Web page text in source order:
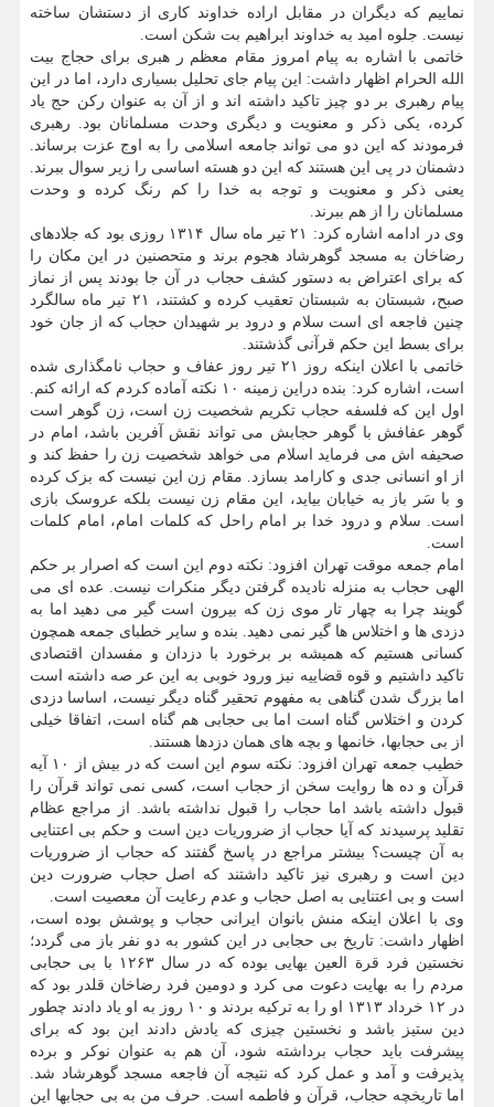
نماییم که دیگران در مقابل اراده خداوند کاری از دستشان ساخته
نیست. جلوه امید به خداوند ابراهیم بت شکن است.
خاتمی با اشاره به پیام امروز مقام معظم ر هبری برای حجاج بیت
الله الحرام اظهار داشت: این پیام جای تحلیل بسیاری دارد، اما در این
پیام رهبری بر دو چیز تاکید داشته اند و از آن به عنوان رکن حج یاد
کرده، یکی ذکر و معنویت و دیگری وحدت مسلمانان بود. رهبری
فرمودند که این دو می تواند جامعه اسلامی را به اوج عزت برساند.
دشمنان در پی این هستند که این دو هسته اساسی را زیر سوال ببرند.
یعنی ذکر و معنویت و توجه به خدا را کم رنگ کرده و وحدت
مسلمانان را از هم ببرند.
وی در ادامه اشاره کرد: ۲۱ تیر ماه سال ۱۳۱۴ روزی بود که جلادهای
رضاخان به مسجد گوهرشاد هجوم برند و متحصنین در این مکان را
که برای اعتراض به دستور کشف حجاب در آن جا بودند پس از نماز
صبح، شبستان به شبستان تعقیب کرده و کشتند، ۲۱ تیر ماه سالگرد
چنین فاجعه ای است سلام و درود بر شهیدان حجاب که از جان خود
برای بسط این حکم قرآنی گذشتند.
خاتمی با اعلان اینکه روز ۲۱ تیر روز عفاف و حجاب نامگذاری شده
است، اشاره کرد: بنده دراین زمینه ۱۰ نکته آماده کردم که ارائه کنم.
اول این که فلسفه حجاب تکریم شخصیت زن است، زن گوهر است
گوهر عفافش با گوهر حجابش می تواند نقش آفرین باشد، امام در
صحیفه اش می فرماید اسلام می خواهد شخصیت زن را حفظ کند و
از او انسانی جدی و کارامد بسازد. مقام زن این نیست که بزک کرده
و با سَر باز به خیابان بیاید، این مقام زن نیست بلکه عروسک بازی
است. سلام و درود خدا بر امام راحل که کلمات امام، امام کلمات
است.
امام جمعه موقت تهران افزود: نکته دوم این است که اصرار بر حکم
الهی حجاب به منزله نادیده گرفتن دیگر منکرات نیست. عده ای می
گویند چرا به چهار تار موی زن که بیرون است گیر می دهید اما به
دزدی ها و اختلاس ها گیر نمی دهید. بنده و سایر خطبای جمعه همچون
کسانی هستیم که همیشه بر برخورد با دزدان و مفسدان اقتصادی
تاکید داشتیم و قوه قضاییه نیز ورود خوبی به این عر صه داشته است
اما بزرگ شدن گناهی به مفهوم تحقیر گناه دیگر نیست، اساسا دزدی
کردن و اختلاس گناه است اما بی حجابی هم گناه است، اتفاقا خیلی
از بی حجابها، خانمها و بچه های همان دزدها هستند.
خطیب جمعه تهران افزود: نکته سوم این است که در بیش از ۱۰ آیه
قرآن و ده ها روایت سخن از حجاب است، کسی نمی تواند قرآن را
قبول داشته باشد اما حجاب را قبول نداشته باشد. از مراجع عظام
تقلید پرسیدند که آیا حجاب از ضروریات دین است و حکم بی اعتنایی
به آن چیست؟ بیشتر مراجع در پاسخ گفتند که حجاب از ضروریات
دین است و رهبری نیز تاکید داشتند که اصل حجاب ضرورت دین
است و بی اعتنایی به اصل حجاب و عدم رعایت آن معصیت است.
وی با اعلان اینکه منش بانوان ایرانی حجاب و پوشش بوده است،
اظهار داشت: تاریخ بی حجابی در این کشور به دو نفر باز می گردد؛
نخستین فرد قرة العین بهایی بوده که در سال ۱۲۶۳ با بی حجابی
مردم را به بهایت دعوت می کرد و دومین فرد رضاخان قلدر بود که
در ۱۲ خرداد ۱۳۱۳ او را به ترکیه بردند و ۱۰ روز به او یاد دادند چطور
دین ستیز باشد و نخستین چیزی که یادش دادند این بود که برای
پیشرفت باید حجاب برداشته شود، آن هم به عنوان نوکر و برده
پذیرفت و آمد و عمل کرد که نتیجه آن فاجعه مسجد گوهرشاد شد.
اما تاریخچه حجاب، قرآن و فاطمه است. حرف من به بی حجابها این